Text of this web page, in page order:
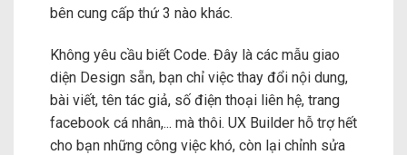
bên cung cấp thứ 3 nào khác.
Không yêu cầu biết Code. Đây là các mẫu giao
diện Design sẵn, bạn chỉ việc thay đổi nội dung,
bài viết, tên tác giả, số điện thoại liên hệ, trang
facebook cá nhân,... mà thôi. UX Builder hỗ trợ hết
cho bạn những công việc khó, còn lại chỉnh sửa